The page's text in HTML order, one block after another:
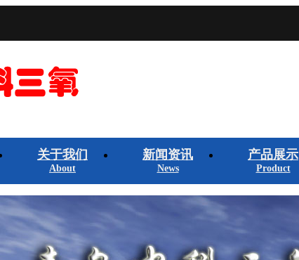
关于我们
About
新闻资讯
News
产品展示
Product